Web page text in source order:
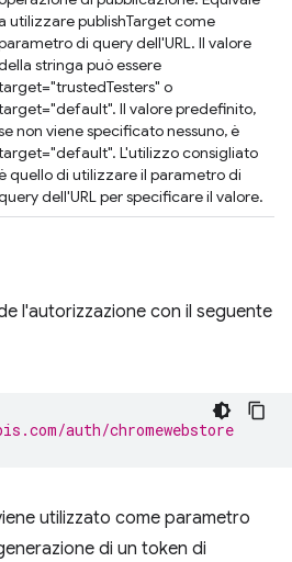
utilizzare publishTarget come
di query dell'URL. Il valore
stringa può essere
o
Il valore predefinito,
non viene specificato nessuno, è
L'utilizzo consigliato
quello di utilizzare il parametro di
dell'URL per specificare il valore.
l'autorizzazione con il seguente
auth/chromewebstore
utilizzato come parametro
di un token di